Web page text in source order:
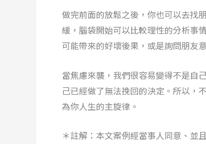
做完前面的放鬆之後，你也可以去找
緩，腦袋開始可以比較理性的分析事
可能帶來的好壞後果，或是詢問朋友
當焦慮來襲，我們很容易變得不是自
己已經做了無法挽回的決定。所以，
為你人生的主旋律。
＊註解：本文案例經當事人同意、並